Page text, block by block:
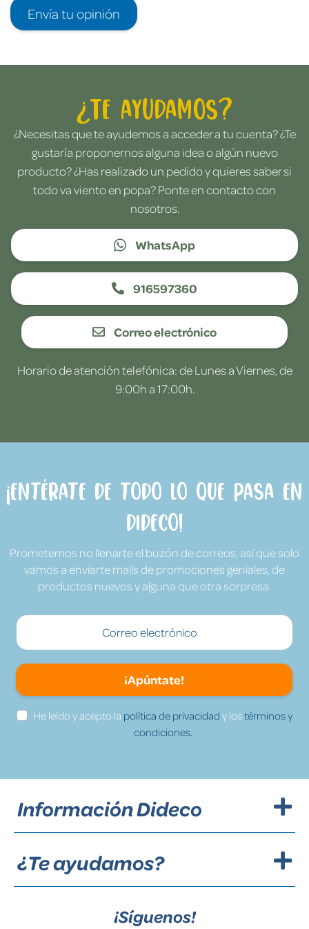
Envía tu opinión
¿Te ayudamos?
¿Necesitas que te ayudemos a acceder a tu cuenta? ¿Te
gustaría proponernos alguna idea o algún nuevo
producto? ¿Has realizado un pedido y quieres saber si
todo va viento en popa? Ponte en contacto con
nosotros.
WhatsApp
916597360
Correo electrónico
Horario de atención telefónica: de Lunes a Viernes, de
9:00h a 17:00h.
¡Entérate de todo lo que pasa en
Dideco!
Prometemos no llenarte el buzón de correos, así que solo
vamos a enviarte mails de promociones geniales, de
productos nuevos y alguna que otra sorpresa.
¡Apúntate!
He leído y acepto la política de privacidad y lostérminos y
condiciones.
Información Dideco
¿Te ayudamos?
¡Síguenos!